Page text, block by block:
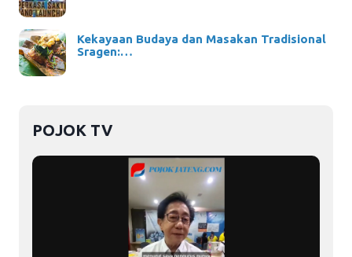
Kekayaan Budaya dan Masakan Tradisional
Sragen:…
POJOK TV